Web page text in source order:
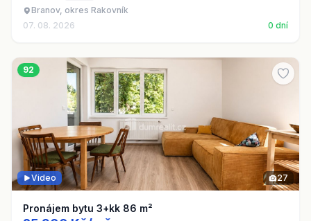
Branov, okres Rakovník
07. 08. 2026
0 dní
92
27
Video
Pronájem bytu 3+kk 86 m²